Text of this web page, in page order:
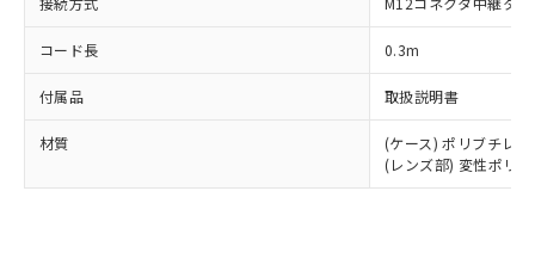
コード長 0.3m
付属品 取扱説明書
材質
(ケース) ポリブチレ
(レンズ部) 変性ポリ